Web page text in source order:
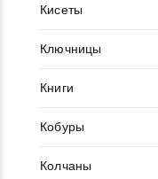
Кисеты
Ключницы
Книги
Кобуры
Колчаны